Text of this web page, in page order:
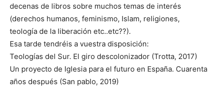
decenas de libros sobre muchos temas de interés
(derechos humanos, feminismo, Islam, religiones,
teología de la liberación etc..etc??).
Esa tarde tendréis a vuestra disposición:
Teologías del Sur. El giro descolonizador (Trotta, 2017)
Un proyecto de Iglesia para el futuro en España. Cuarenta
años después (San pablo, 2019)